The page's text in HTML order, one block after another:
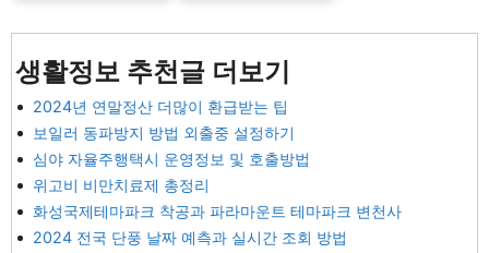
생활정보 추천글 더보기
2024년 연말정산 더많이 환급받는 팁
보일러 동파방지 방법 외출중 설정하기
심야 자율주행택시 운영정보 및 호출방법
위고비 비만치료제 총정리
화성국제테마파크 착공과 파라마운트 테마파크 변천사
2024 전국 단풍 날짜 예측과 실시간 조회 방법